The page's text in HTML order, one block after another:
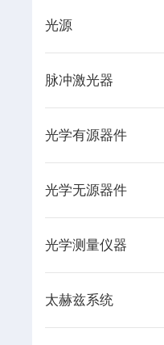
光源
脉冲激光器
光学有源器件
光学无源器件
光学测量仪器
太赫兹系统